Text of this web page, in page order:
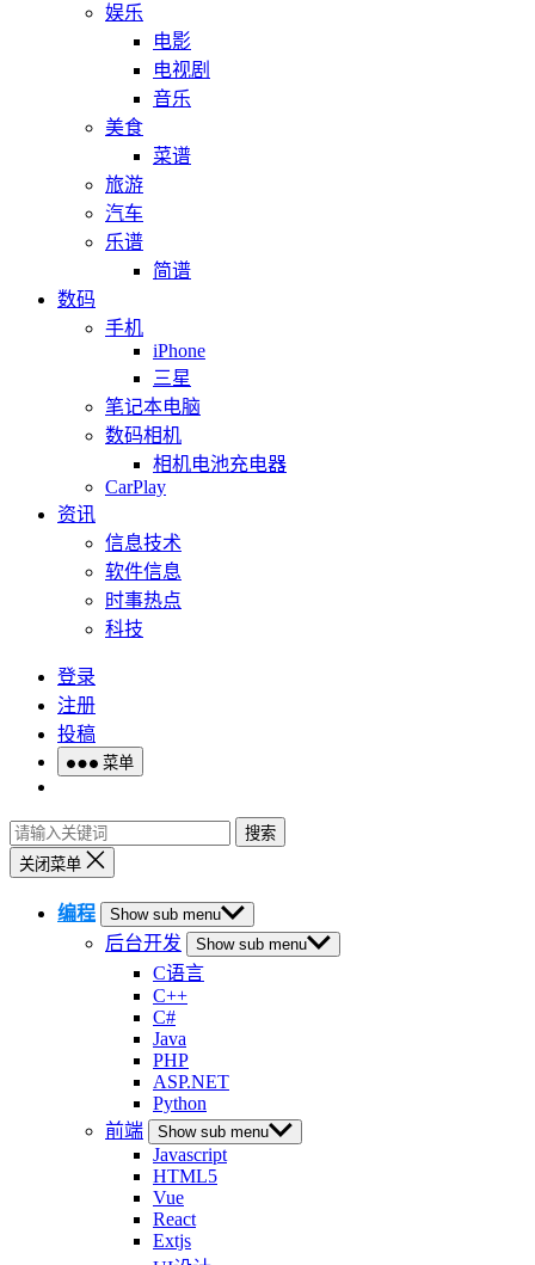
娱乐
电影
电视剧
音乐
美食
菜谱
旅游
汽车
乐谱
简谱
数码
手机
iPhone
三星
笔记本电脑
数码相机
相机电池充电器
CarPlay
资讯
信息技术
软件信息
时事热点
科技
登录
注册
投稿
菜单
搜索
关闭菜单
编程 Show sub menu
后台开发 Show sub menu
C语言
C++
C#
Java
PHP
ASP.NET
Python
前端
Show sub menu
Javascript
HTML5
Vue
React
Extjs